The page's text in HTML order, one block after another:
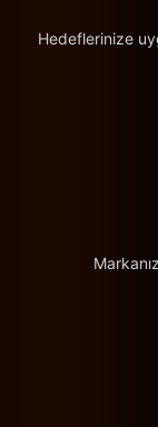
Hedeflerinize